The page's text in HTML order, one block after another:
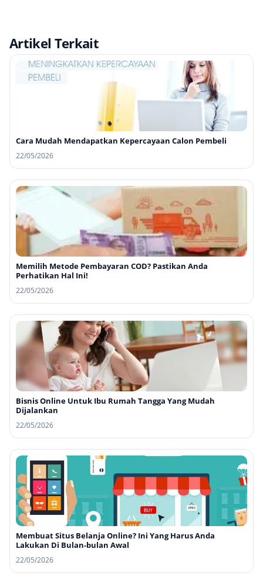
Artikel Terkait
Cara Mudah Mendapatkan Kepercayaan Calon Pembeli
22/05/2026
Memilih Metode Pembayaran COD? Pastikan Anda
Perhatikan Hal Ini!
22/05/2026
Bisnis Online Untuk Ibu Rumah Tangga Yang Mudah
Dijalankan
22/05/2026
Membuat Situs Belanja Online? Ini Yang Harus Anda
Lakukan Di Bulan-bulan Awal
22/05/2026